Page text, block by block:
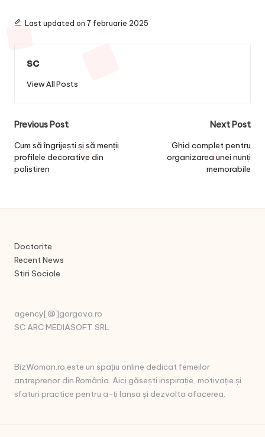
Last updated on 7 februarie 2025
sc
View All Posts
Post
navigation
Previous Post
Cum să îngrijești și să menții
profilele decorative din
polistiren
Next Post
Ghid complet pentru
organizarea unei nunți
memorabile
Doctorite
Recent News
Stiri Sociale
agency[@]gorgova.ro
SC ARC MEDIASOFT SRL
BizWoman.ro este un spațiu online dedicat femeilor
antreprenor din România. Aici găsești inspirație, motivație și
sfaturi practice pentru a-ți lansa și dezvolta afacerea.